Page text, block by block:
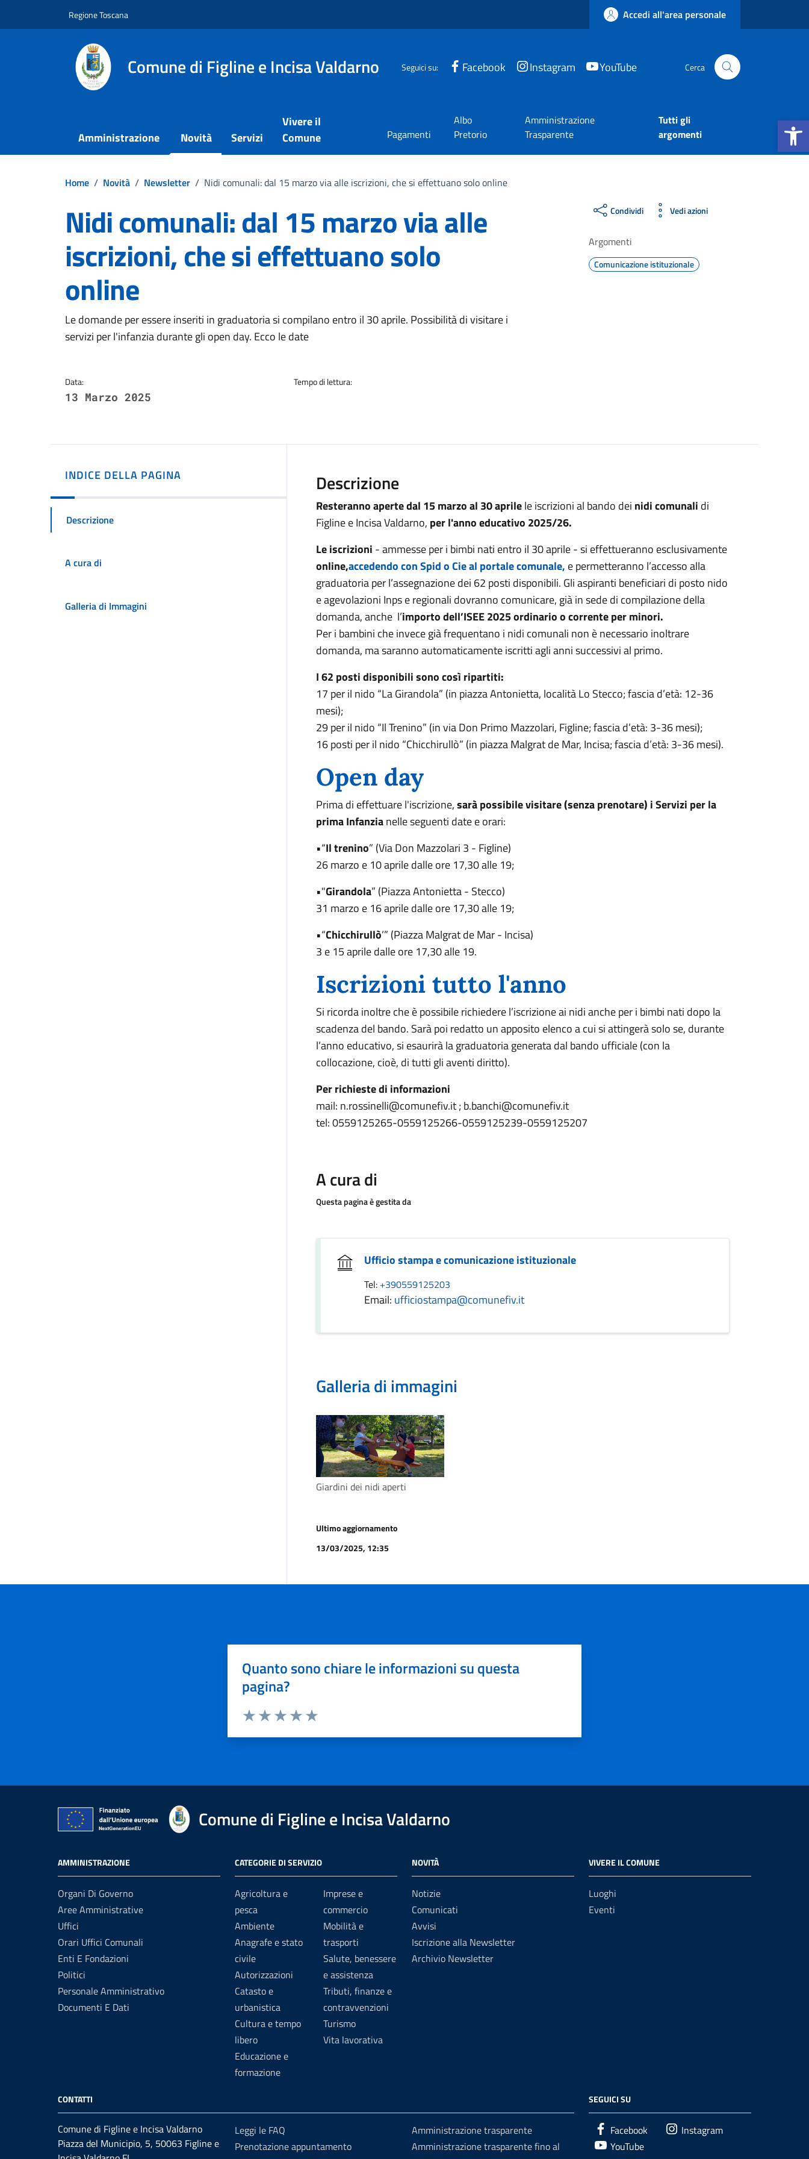
Apri la
Regione Toscana Accedi all'area personale
Comune di Figline e Incisa Valdarno Seguici su: Facebook Instagram YouTube Cerca
Amministrazione Novità Servizi
Vivere il
Comune
Pagamenti
Albo
Pretorio
Amministrazione
Trasparente
Tutti gli
argomenti
Home / Novità / Newsletter / Nidi comunali: dal 15 marzo via alle iscrizioni, che si effettuano solo online
Nidi comunali: dal 15 marzo via alle
iscrizioni, che si effettuano solo
online
Dettagli della notizia
Le domande per essere inseriti in graduatoria si compilano entro il 30 aprile. Possibilità di visitare i
servizi per l'infanzia durante gli open day. Ecco le date
Data:
13 Marzo 2025
Tempo di lettura:
Condividi Vedi azioni
Argomenti
Comunicazione istituzionale
INDICE DELLA PAGINA
Descrizione
A cura di
Galleria di Immagini
Descrizione
Resteranno aperte dal 15 marzo al 30 aprilele iscrizioni al bando dei nidi comunali di
Figline e Incisa Valdarno, per l'anno educativo 2025/26.
Le iscrizioni - ammesse per i bimbi nati entro il 30 aprile - si effettueranno esclusivamente
online,accedendo con Spid o Cie al portale comunale, e permetteranno l’accesso alla
graduatoria per l’assegnazione dei 62 posti disponibili. Gli aspiranti beneficiari di posto nido
e agevolazioni Inps e regionali dovranno comunicare, già in sede di compilazione della
domanda, anche l’importodell’ISEE 2025 ordinario o corrente per minori.
Per i bambini che invece già frequentano i nidi comunali non è necessario inoltrare
domanda, ma saranno automaticamente iscritti agli anni successivi al primo.
I 62 posti disponibili sono così ripartiti:
17 per il nido “La Girandola” (in piazza Antonietta, località Lo Stecco; fascia d’età: 12-36
mesi);
29 per il nido “Il Trenino” (in via Don Primo Mazzolari, Figline; fascia d’età: 3-36 mesi);
16 posti per il nido “Chicchirullò” (in piazza Malgrat de Mar, Incisa; fascia d’età: 3-36 mesi).
Open day
Prima di effettuare l'iscrizione,sarà possibile visitare (senza prenotare) i Servizi per la
prima Infanzianelle seguenti date e orari:
•“Il trenino” (Via Don Mazzolari 3 - Figline)
26 marzo e 10 aprile dalle ore 17,30 alle 19;
•"Girandola” (Piazza Antonietta - Stecco)
31 marzo e 16 aprile dalle ore 17,30 alle 19;
•“Chicchirullò’” (Piazza Malgrat de Mar - Incisa)
3 e 15 aprile dalle ore 17,30 alle 19.
Iscrizioni tutto l'anno
Si ricorda inoltre che è possibile richiedere l’iscrizione ai nidi anche per i bimbi nati dopo la
scadenza del bando. Sarà poi redatto un apposito elenco a cui si attingerà solo se, durante
l’anno educativo, si esaurirà la graduatoria generata dal bando ufficiale (con la
collocazione, cioè, di tutti gli aventi diritto).
Per richieste di informazioni
mail: n.rossinelli@comunefiv.it ; b.banchi@comunefiv.it
tel: 0559125265-0559125266-0559125239-0559125207
A cura di
Questa pagina è gestita da
Ufficio stampa e comunicazione istituzionale
Tel: +390559125203
Email: ufficiostampa@comunefiv.it
Galleria di immagini
Giardini dei nidi aperti
Ultimo aggiornamento
13/03/2025, 12:35
Quanto sono chiare le informazioni su questa
pagina?
Comune di Figline e Incisa Valdarno
AMMINISTRAZIONE
Organi Di Governo
Aree Amministrative
Uffici
Orari Uffici Comunali
Enti E Fondazioni
Politici
Personale Amministrativo
Documenti E Dati
CATEGORIE DI SERVIZIO
Agricoltura e
pesca
Ambiente
Anagrafe e stato
civile
Autorizzazioni
Catasto e
urbanistica
Cultura e tempo
libero
Educazione e
formazione
Imprese e
commercio
Mobilità e
trasporti
Salute, benessere
e assistenza
Tributi, finanze e
contravvenzioni
Turismo
Vita lavorativa
NOVITÀ
Notizie
Comunicati
Avvisi
Iscrizione alla Newsletter
Archivio Newsletter
VIVERE IL COMUNE
Luoghi
Eventi
CONTATTI
Comune di Figline e Incisa Valdarno
Piazza del Municipio, 5, 50063 Figline e
Leggi le FAQ
Prenotazione appuntamento
Amministrazione trasparente
Amministrazione trasparente fino al
SEGUICI SU
Facebook
Instagram
YouTube